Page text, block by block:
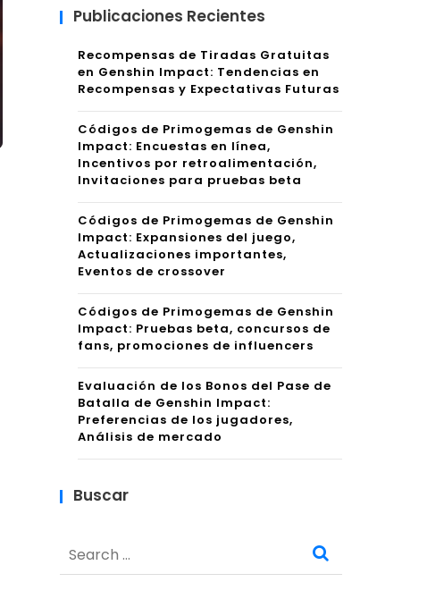
Publicaciones Recientes
Recompensas de Tiradas Gratuitas
en Genshin Impact: Tendencias en
Recompensas y Expectativas Futuras
Códigos de Primogemas de Genshin
Impact: Encuestas en línea,
Incentivos por retroalimentación,
Invitaciones para pruebas beta
Códigos de Primogemas de Genshin
Impact: Expansiones del juego,
Actualizaciones importantes,
Eventos de crossover
Códigos de Primogemas de Genshin
Impact: Pruebas beta, concursos de
fans, promociones de influencers
Evaluación de los Bonos del Pase de
Batalla de Genshin Impact:
Preferencias de los jugadores,
Análisis de mercado
Buscar
for: